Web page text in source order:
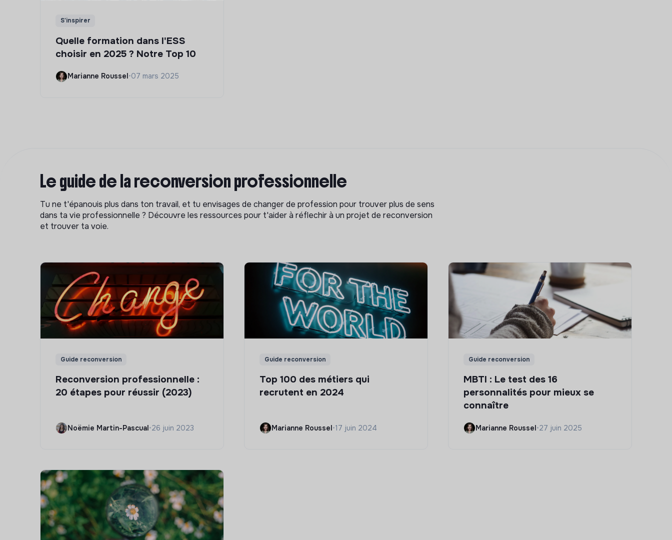
S'inspirer
Quelle formation dans l'ESS
choisir en 2025 ? Notre Top 10
Marianne Roussel•07 mars 2025
Le guide de la reconversion professionnelle
Tu ne t'épanouis plus dans ton travail, et tu envisages de changer de profession pour trouver plus de sens
dans ta vie professionnelle ? Découvre les ressources pour t'aider à réflechir à un projet de reconversion
et trouver ta voie.
Guide reconversion
Reconversion professionnelle :
20 étapes pour réussir (2023)
Noëmie Martin-Pascual•26 juin 2023
Guide reconversion
Top 100 des métiers qui
recrutent en 2024
Marianne Roussel•17 juin 2024
Guide reconversion
MBTI : Le test des 16
personnalités pour mieux se
connaître
Marianne Roussel•27 juin 2025